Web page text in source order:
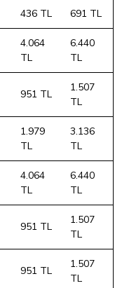
436 TL 691 TL
4.064
TL
6.440
TL
951 TL
1.507
TL
1.979
TL
3.136
TL
4.064
TL
6.440
TL
951 TL
1.507
TL
951 TL
1.507
TL